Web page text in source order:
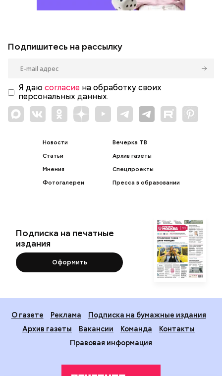
Подпишитесь на рассылку
Я даю согласие на обработку своих
персональных данных.
Новости
Статьи
Мнения
Фотогалереи
Вечерка ТВ
Архив газеты
Спецпроекты
Пресса в образовании
Подписка на печатные
издания
Оформить
О газете Реклама
Подписка на бумажные издания
Архив газеты
Вакансии Команда
Контакты
Правовая информация